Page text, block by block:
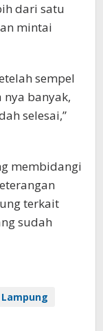
dari satu
mintai
sempel
banyak,
selesai,”
membidangi
terkait
sudah